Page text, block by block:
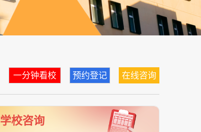
一分钟看校 预约登记 在线咨询
学校咨询